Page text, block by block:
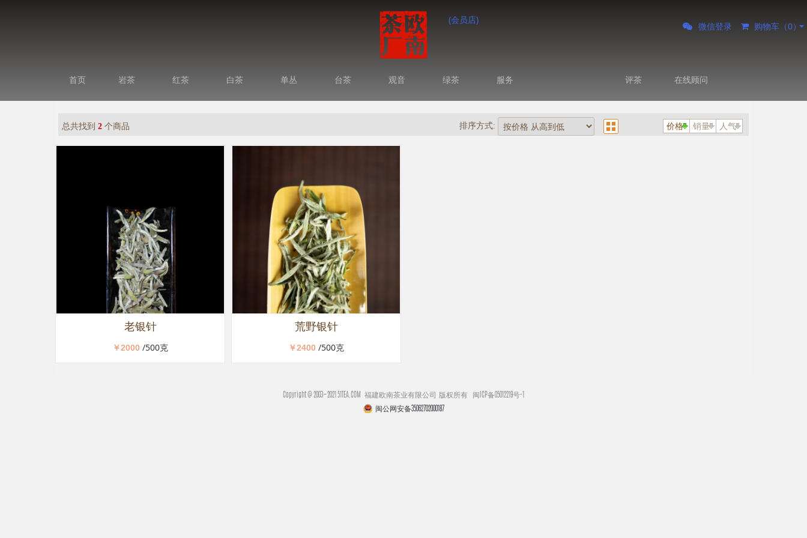
(会员店)
微信登录 购物车（0）
首页 岩茶 红茶 白茶 单丛 台茶 观音 绿茶 服务 评茶 在线顾问
总共找到 2 个商品 排序方式: 价格 销量 人气
老银针
￥2000 /500克
荒野银针
￥2400 /500克
Copyright @ 2003~2021 51TEA.COM 福建欧南茶业有限公司 版权所有 闽ICP备05012219号-1
闽公网安备35062702000187